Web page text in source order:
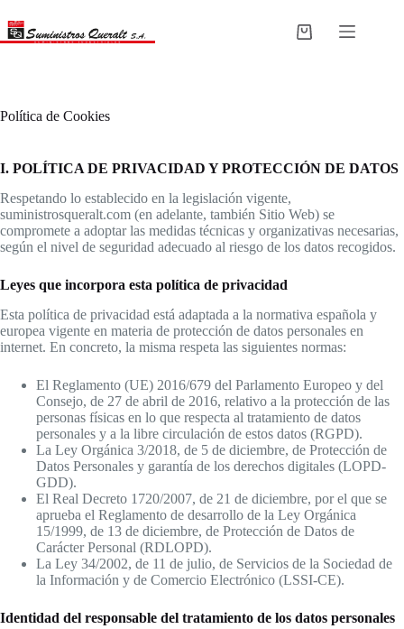
al
contenido
Carro
Política de Cookies
I. POLÍTICA DE PRIVACIDAD Y PROTECCIÓN DE DATOS
Respetando lo establecido en la legislación vigente,
suministrosqueralt.com (en adelante, también Sitio Web) se
compromete a adoptar las medidas técnicas y organizativas necesarias,
según el nivel de seguridad adecuado al riesgo de los datos recogidos.
Leyes que incorpora esta política de privacidad
Esta política de privacidad está adaptada a la normativa española y
europea vigente en materia de protección de datos personales en
internet. En concreto, la misma respeta las siguientes normas:
El Reglamento (UE) 2016/679 del Parlamento Europeo y del
Consejo, de 27 de abril de 2016, relativo a la protección de las
personas físicas en lo que respecta al tratamiento de datos
personales y a la libre circulación de estos datos (RGPD).
La Ley Orgánica 3/2018, de 5 de diciembre, de Protección de
Datos Personales y garantía de los derechos digitales (LOPD-
GDD).
El Real Decreto 1720/2007, de 21 de diciembre, por el que se
aprueba el Reglamento de desarrollo de la Ley Orgánica
15/1999, de 13 de diciembre, de Protección de Datos de
Carácter Personal (RDLOPD).
La Ley 34/2002, de 11 de julio, de Servicios de la Sociedad de
la Información y de Comercio Electrónico (LSSI-CE).
Identidad del responsable del tratamiento de los datos personales